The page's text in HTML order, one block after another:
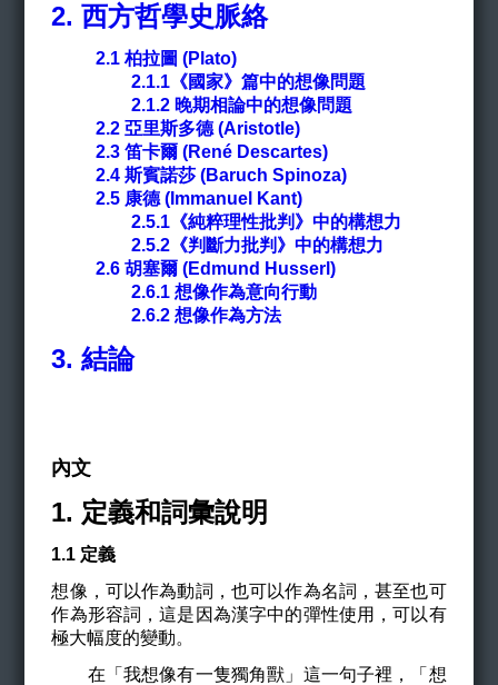
2.西方哲學史脈絡
2.1柏拉圖 (Plato)
2.1.1《國家》篇中的想像問題
2.1.2 晚期相論中的想像問題
2.2 亞里斯多德 (Aristotle)
2.3 笛卡爾 (René Descartes)
2.4 斯賓諾莎 (Baruch Spinoza)
2.5 康德 (Immanuel Kant)
2.5.1《純粹理性批判》中的構想力
2.5.2《判斷力批判》中的構想力
2.6 胡塞爾 (Edmund Husserl)
2.6.1 想像作為意向行動
2.6.2想像作為方法
3.結論
內文
1. 定義和詞彙說明
1.1 定義
想像，可以作為動詞，也可以作為名詞，甚至也可
作為形容詞，這是因為漢字中的彈性使用，可以有
極大幅度的變動。
在「我想像有一隻獨角獸」這一句子裡，「想